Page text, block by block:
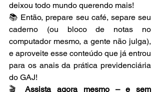
deixou todo mundo querendo mais!
📚 Então, prepare seu café, separe seu
caderno (ou bloco de notas no
computador mesmo, a gente não julga),
e aproveite esse conteúdo que já entrou
para os anais da prática previdenciária
do GAJ!
🎬 Assista agora mesmo – e sem